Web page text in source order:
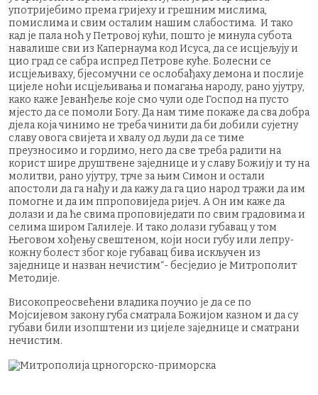
употријебимо према гријеху и грешним мислима,
помислима и свим осталим нашим слабостима. И тако
кад је пала ноћ у Петровој кући, пошто је минула субота
навалише сви из Капернаума код Исуса, да се исцјељују и
цио град се сабра испред Петрове куће. Болесни се
исцјељиваху, бјесомучни се ослобађаху демона и послије
цијеле ноћи исцјељивања и помагања народу, рано ујутру,
како каже Јеванђеље које смо чули оде Господ на пусто
мјесто да се помоли Богу. Да нам тиме покаже да сва добра
дјела која чинимо не треба чинити да би добили сујетну
славу овога свијета и хвалу од људи да се тиме
преузносимо и гордимо, него да све треба радити на
корист шире друштвене заједнице и у славу Божију и ту на
молитви, рано ујутру, трче за њим Симон и остали
апостоли да га нађу и да кажу да га цио народ тражи да им
помогне и да им ппроповиједа ријеч. А Он им каже да
долази и да ће свима проповиједати по свим градовима и
селима широм Галилеје. И тако долази губавац у том
Његовом хођењу свештеном, који носи губу или лепру-
кожну болест због које губавац бива искључен из
заједнице и назван нечистим“- бесједио је Митрополит
Методије.
Високопреосвећени владика поучио је да се по
Мојсијевом закону губа сматрала Божијом казном и да су
губави били изопштени из цијеле заједнице и сматрани
нечистим.